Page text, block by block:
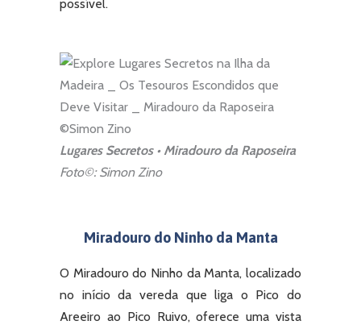
possível.
Lugares Secretos • Miradouro da Raposeira
Foto©: Simon Zino
Miradouro do Ninho da Manta
O Miradouro do Ninho da Manta, localizado
no início da vereda que liga o Pico do
Areeiro ao Pico Ruivo, oferece uma vista